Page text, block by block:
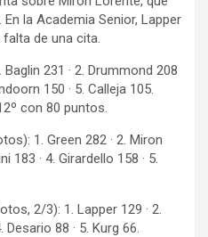
la Academia Senior, Lapper
de una cita.
231 · 2. Drummond 208
150 · 5. Calleja 105.
con 80 puntos.
1. Green 282 · 2. Miron
183 · 4. Girardello 158 · 5.
2/3): 1. Lapper 129 · 2.
Desario 88 · 5. Kurg 66.